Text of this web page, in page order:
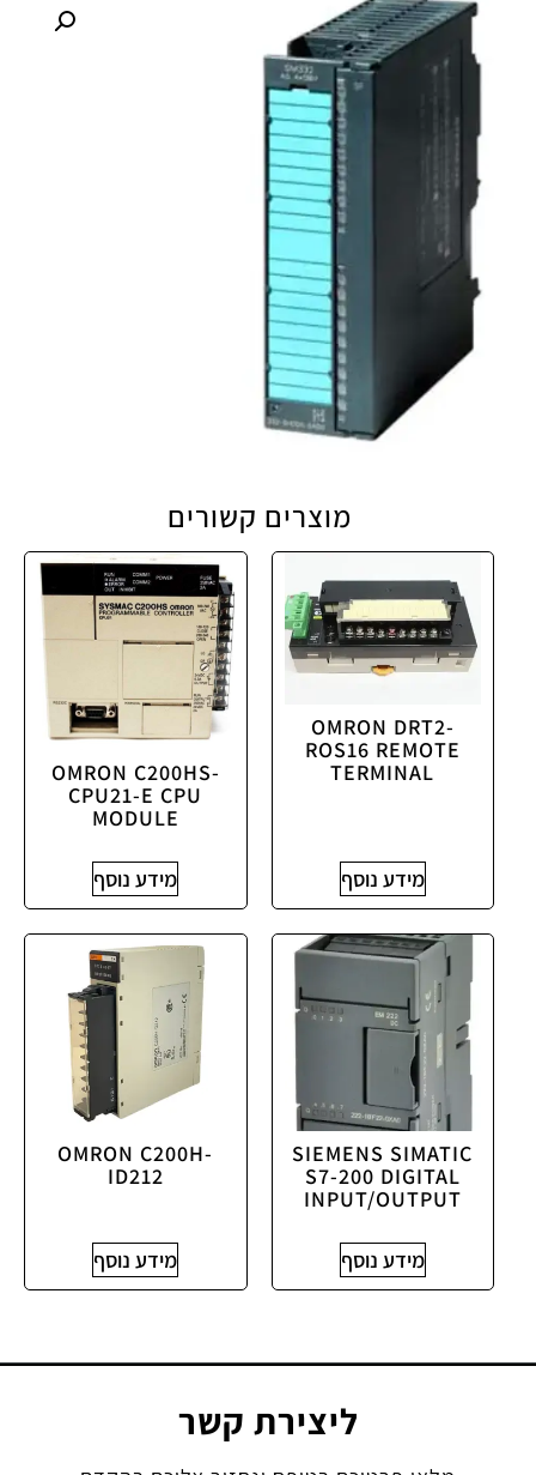
מוצרים קשורים
OMRON DRT2-
ROS16 REMOTE
TERMINAL
מידע נוסף
OMRON C200HS-
CPU21-E CPU
MODULE
מידע נוסף
SIEMENS SIMATIC
S7-200 DIGITAL
INPUT/OUTPUT
מידע נוסף
OMRON C200H-
ID212
מידע נוסף
ליצירת קשר